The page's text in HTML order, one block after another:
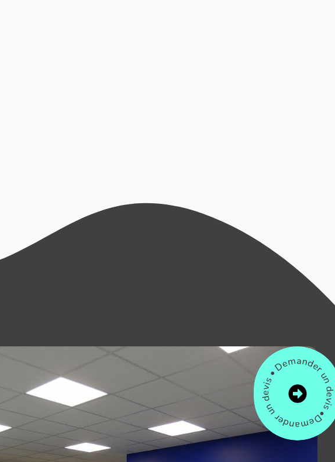
Demander un devis • Demander